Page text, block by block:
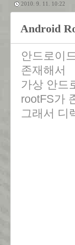
2010. 9. 11. 10:22
Android
안드로이
존재해서
가상 안드
rootFS가
그래서 디